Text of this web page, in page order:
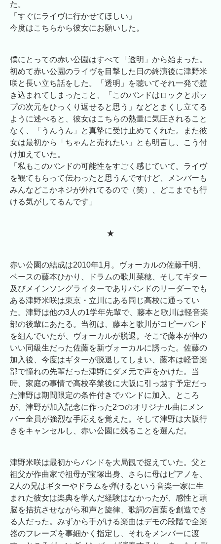
た。
「すぐにライヴに行かせてほしい」
今度はこちらから彼女にお願いした。
僕にとっての赤い公園はすべて「透明」から始まった。
初めて赤い公園のライヴを目撃した日の終演後に津野米
咲と長い立ち話をした。「透明」を聴いてそれ一発で惹
き込まれてしまったこと、「このバンドはロックとポッ
プの次元をひっくり返せると思う」などとまくし立てる
ように述べると、彼女はこちらの熱量に気圧されること
なく、「うんうん」と真摯に受け止めてくれた。また彼
女は最初から「ちゃんと売れたい」とも明言し、こう付
け加えていた。
「私もこのバンドの可能性をすごく感じていて。ライヴ
を観てもらって伝わったと思うんですけど、メンバーも
みんなどこかネジが外れてるので（笑）、どこまでも行
ける気がしてるんです」
★
赤い公園の結成は2010年1月。ヴォーカルの佐藤千明、
ベースの藤本ひかり、ドラムの歌川菜穂、そしてギター
及びメインソングライターでありバンドのリーダーでも
ある津野米咲は東京・立川にある同じ高校に通ってい
た。津野は他の3人の1学年先輩で、藤本と歌川は軽音楽
部の後輩にあたる。当初は、藤本と歌川がコピーバンド
を組んでいたが、ヴォーカルが脱退。そこで藤本が仲の
いい同級生だった佐藤を新ヴォーカルに誘った。佐藤の
加入後、今度はギターが脱退してしまい、藤本は軽音楽
部で憧れの先輩だった津野にダメ元で声をかけた。当
時、家庭の事情で高校卒業後に大阪に引っ越す予定だっ
た津野は期間限定の条件付きでバンドに加入。ところ
が、津野が加入記念に作った2つのオリジナル曲にメン
バー全員が強烈な手応えを覚えた。そして津野は大阪行
きをキャンセルし、赤い公園に残ることを選んだ。
津野米咲は最初からバンドを大局観で捉えていた。父と
祖父が作曲家で祖母が宝塚出身、さらに母はピアノを、
2人の兄はギターやドラムを弾けるという音楽一家に生
まれた彼女は楽典を学んだ経験はなかったが、感性と頭
脳を拮抗させながら和声と旋律、歌詞の言葉を創造でき
る人だった。みずから手がける楽曲はデモの段階で全楽
器のフレーズを事細かく指定し、それをメンバーに渡